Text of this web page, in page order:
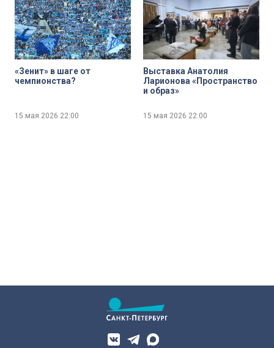
«Зенит» в шаге от
чемпионства?
15 мая 2026 22:00
Выставка Анатолия
Ларионова «Пространство
и образ»
15 мая 2026 22:00